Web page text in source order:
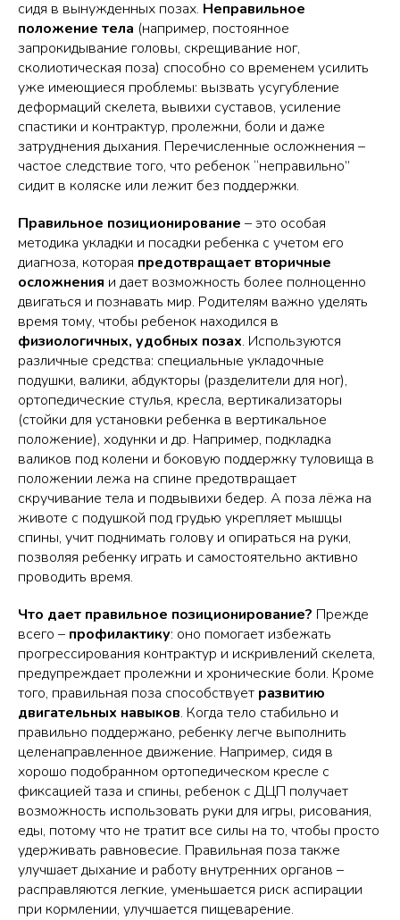
сидя в вынужденных позах. Неправильное
положение тела (например, постоянное
запрокидывание головы, скрещивание ног,
сколиотическая поза) способно со временем усилить
уже имеющиеся проблемы: вызвать усугубление
деформаций скелета, вывихи суставов, усиление
спастики и контрактур, пролежни, боли и даже
затруднения дыхания. Перечисленные осложнения –
частое следствие того, что ребенок “неправильно”
сидит в коляске или лежит без поддержки.
Правильное позиционирование – это особая
методика укладки и посадки ребенка с учетом его
диагноза, которая предотвращает вторичные
осложнения и дает возможность более полноценно
двигаться и познавать мир. Родителям важно уделять
время тому, чтобы ребенок находился в
физиологичных, удобных позах. Используются
различные средства: специальные укладочные
подушки, валики, абдукторы (разделители для ног),
ортопедические стулья, кресла, вертикализаторы
(стойки для установки ребенка в вертикальное
положение), ходунки и др. Например, подкладка
валиков под колени и боковую поддержку туловища в
положении лежа на спине предотвращает
скручивание тела и подвывихи бедер. А поза лёжа на
животе с подушкой под грудью укрепляет мышцы
спины, учит поднимать голову и опираться на руки,
позволяя ребенку играть и самостоятельно активно
проводить время.
Что дает правильное позиционирование? Прежде
всего – профилактику: оно помогает избежать
прогрессирования контрактур и искривлений скелета,
предупреждает пролежни и хронические боли. Кроме
того, правильная поза способствует развитию
двигательных навыков. Когда тело стабильно и
правильно поддержано, ребенку легче выполнить
целенаправленное движение. Например, сидя в
хорошо подобранном ортопедическом кресле с
фиксацией таза и спины, ребенок с ДЦП получает
возможность использовать руки для игры, рисования,
еды, потому что не тратит все силы на то, чтобы просто
удерживать равновесие. Правильная поза также
улучшает дыхание и работу внутренних органов –
расправляются легкие, уменьшается риск аспирации
при кормлении, улучшается пищеварение.